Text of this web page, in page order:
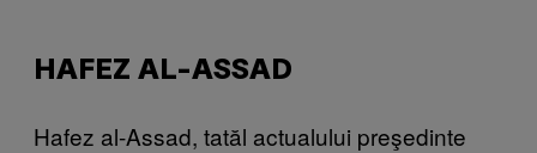
HAFEZ AL-ASSAD
Hafez al-Assad, tatăl actualului preşedinte